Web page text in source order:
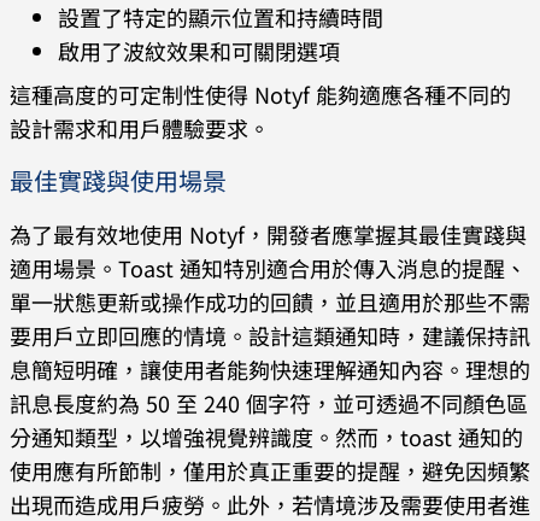
// 使用自定義類型
  type:
'primary' ,
  message:
'這是主要通知！'
  duration:
3000
  dismissible:
true
});
設置了特定的顯示位置和持續時間
啟用了波紋效果和可關閉選項
這種高度的可定制性使得 Notyf 能夠適應各種不同的
設計需求和用戶體驗要求。
最佳實踐與使用場景
為了最有效地使用 Notyf，開發者應掌握其最佳實踐與
適用場景。Toast 通知特別適合用於傳入消息的提醒、
單一狀態更新或操作成功的回饋，並且適用於那些不需
要用戶立即回應的情境。設計這類通知時，建議保持訊
息簡短明確，讓使用者能夠快速理解通知內容。理想的
訊息長度約為 50 至 240 個字符，並可透過不同顏色區
分通知類型，以增強視覺辨識度。然而，toast 通知的
使用應有所節制，僅用於真正重要的提醒，避免因頻繁
出現而造成用戶疲勞。此外，若情境涉及需要使用者進